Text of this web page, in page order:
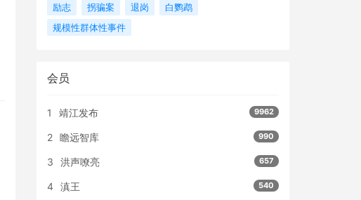
励志
拐骗案 退岗
白鹦鹉
规模性群体性事件
会员
1 靖江发布 9962
2 瞻远智库 990
3 洪声嘹亮 657
4 滇王 540